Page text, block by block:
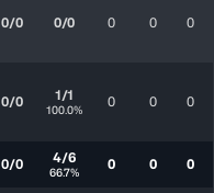
0/0 0/0 0 0 0
0/0 1/1
100.0% 0 0 0
0/0 4/6
66.7% 0 0 0